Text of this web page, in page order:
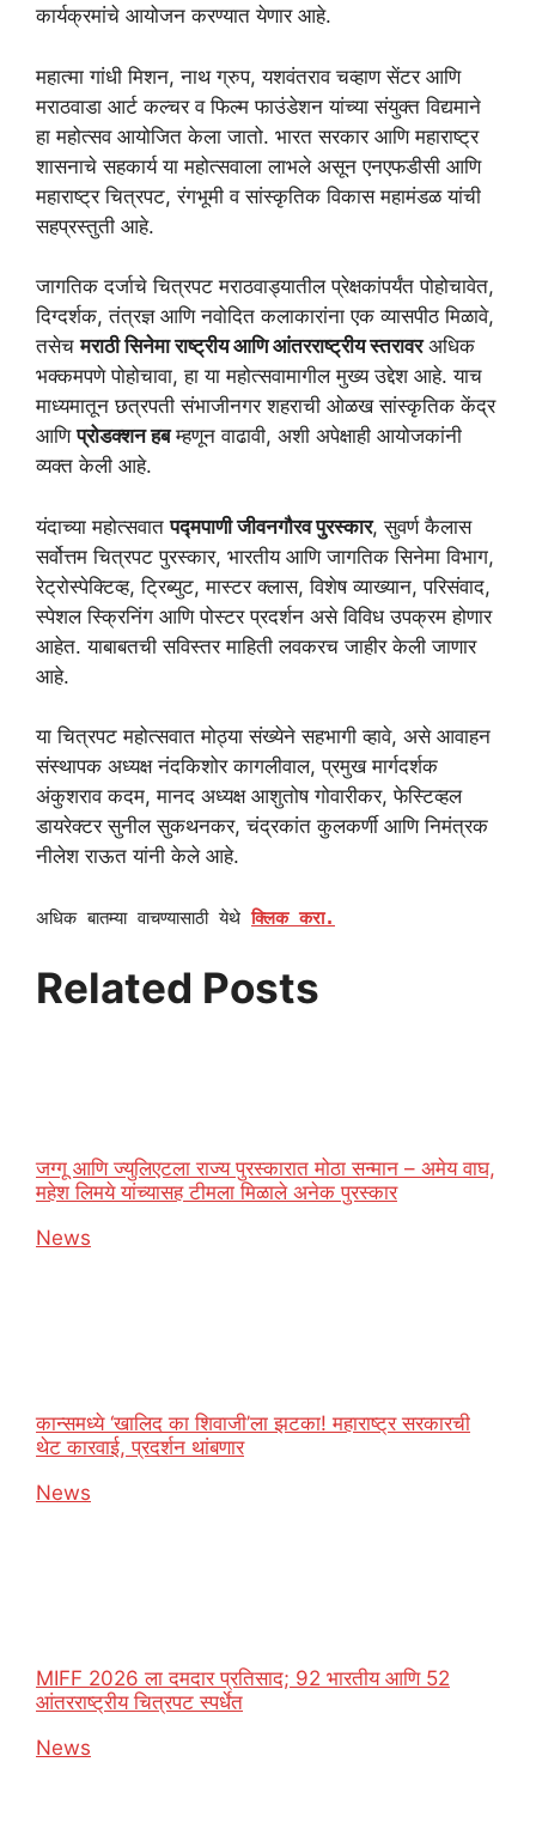
कार्यक्रमांचे आयोजन करण्यात येणार आहे.
महात्मा गांधी मिशन, नाथ ग्रुप, यशवंतराव चव्हाण सेंटर आणि
मराठवाडा आर्ट कल्चर व फिल्म फाउंडेशन यांच्या संयुक्त विद्यमाने
हा महोत्सव आयोजित केला जातो. भारत सरकार आणि महाराष्ट्र
शासनाचे सहकार्य या महोत्सवाला लाभले असून एनएफडीसी आणि
महाराष्ट्र चित्रपट, रंगभूमी व सांस्कृतिक विकास महामंडळ यांची
सहप्रस्तुती आहे.
जागतिक दर्जाचे चित्रपट मराठवाड्यातील प्रेक्षकांपर्यंत पोहोचावेत,
दिग्दर्शक, तंत्रज्ञ आणि नवोदित कलाकारांना एक व्यासपीठ मिळावे,
तसेचमराठी सिनेमा राष्ट्रीय आणि आंतरराष्ट्रीय स्तरावरअधिक
भक्कमपणे पोहोचावा, हा या महोत्सवामागील मुख्य उद्देश आहे. याच
माध्यमातून छत्रपती संभाजीनगर शहराची ओळख सांस्कृतिक केंद्र
आणिप्रोडक्शन हबम्हणून वाढावी, अशी अपेक्षाही आयोजकांनी
व्यक्त केली आहे.
यंदाच्या महोत्सवातपद्मपाणी जीवनगौरव पुरस्कार, सुवर्ण कैलास
सर्वोत्तम चित्रपट पुरस्कार, भारतीय आणि जागतिक सिनेमा विभाग,
रेट्रोस्पेक्टिव्ह, ट्रिब्युट, मास्टर क्लास, विशेष व्याख्यान, परिसंवाद,
स्पेशल स्क्रिनिंग आणि पोस्टर प्रदर्शन असे विविध उपक्रम होणार
आहेत. याबाबतची सविस्तर माहिती लवकरच जाहीर केली जाणार
आहे.
या चित्रपट महोत्सवात मोठ्या संख्येने सहभागी व्हावे, असे आवाहन
संस्थापक अध्यक्ष नंदकिशोर कागलीवाल, प्रमुख मार्गदर्शक
अंकुशराव कदम, मानद अध्यक्ष आशुतोष गोवारीकर, फेस्टिव्हल
डायरेक्टर सुनील सुकथनकर, चंद्रकांत कुलकर्णी आणि निमंत्रक
नीलेश राऊत यांनी केले आहे.
अधिक बातम्या वाचण्यासाठी येथेक्लिक करा.
Related Posts
जग्गू आणि ज्युलिएटला राज्य पुरस्कारात मोठा सन्मान – अमेय वाघ,
महेश लिमये यांच्यासह टीमला मिळाले अनेक पुरस्कार
In relation to
News
कान्समध्ये ‘खालिद का शिवाजी’ला झटका! महाराष्ट्र सरकारची
थेट कारवाई, प्रदर्शन थांबणार
In relation to
News
MIFF 2026 ला दमदार प्रतिसाद; 92 भारतीय आणि 52
आंतरराष्ट्रीय चित्रपट स्पर्धेत
In relation to
News